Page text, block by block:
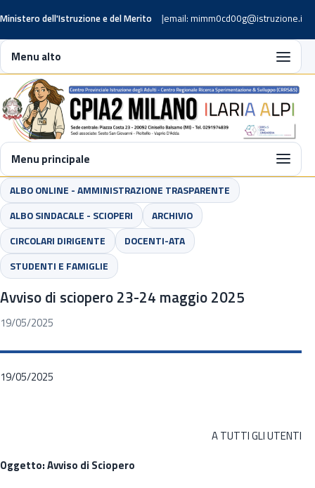
Ministero dell'Istruzione e del Merito email: mimm0cd00g@istruzione.it
Menu alto
Menu principale
ALBO ONLINE - AMMINISTRAZIONE TRASPARENTE
ALBO SINDACALE - SCIOPERI
ARCHIVIO
CIRCOLARI DIRIGENTE
DOCENTI-ATA
STUDENTI E FAMIGLIE
Avviso di sciopero 23-24 maggio 2025
19/05/2025
19/05/2025
A TUTTI GLI UTENTI
Oggetto: Avviso di Sciopero